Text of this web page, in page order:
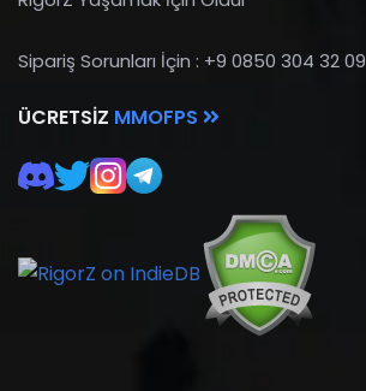
Sipariş Sorunları İçin : +9 0850 304 32 09
ÜCRETSIZ MMOFPS